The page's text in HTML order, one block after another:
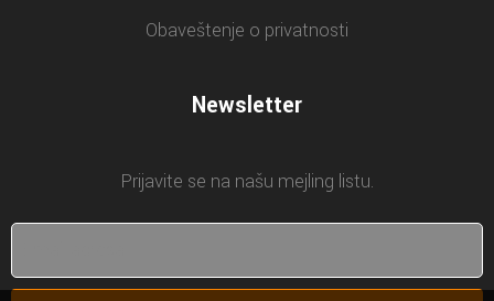
Obaveštenje o privatnosti
Newsletter
Prijavite se na našu mejling listu.